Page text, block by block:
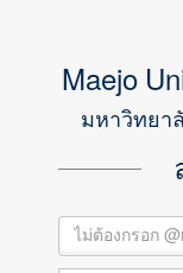
Maejo
มหาวิทยา